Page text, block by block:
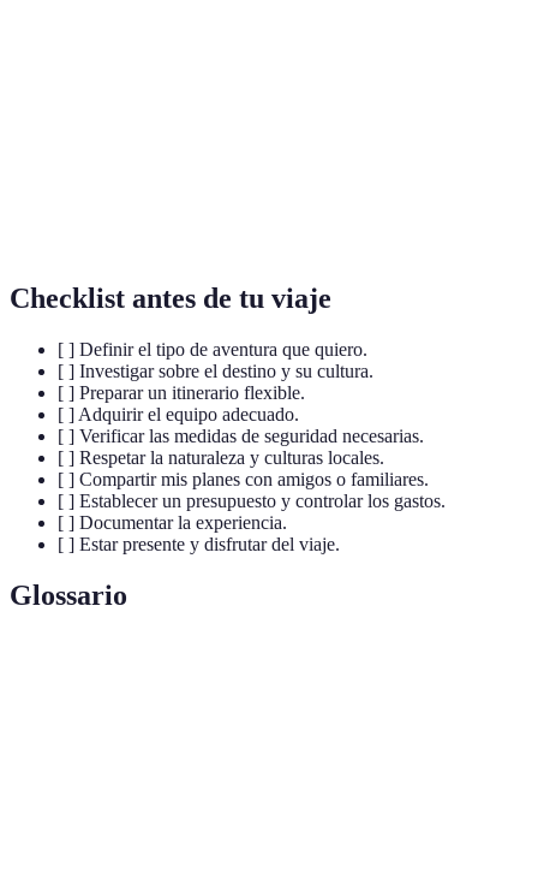
Checklist antes de tu viaje
[ ] Definir el tipo de aventura que quiero.
[ ] Investigar sobre el destino y su cultura.
[ ] Preparar un itinerario flexible.
[ ] Adquirir el equipo adecuado.
[ ] Verificar las medidas de seguridad necesarias.
[ ] Respetar la naturaleza y culturas locales.
[ ] Compartir mis planes con amigos o familiares.
[ ] Establecer un presupuesto y controlar los gastos.
[ ] Documentar la experiencia.
[ ] Estar presente y disfrutar del viaje.
Glossario